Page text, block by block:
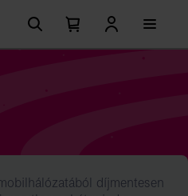
Kosárban
Kosár
díjmentesen